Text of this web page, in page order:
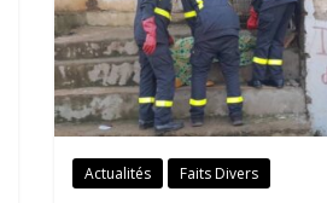
Actualités Faits Divers